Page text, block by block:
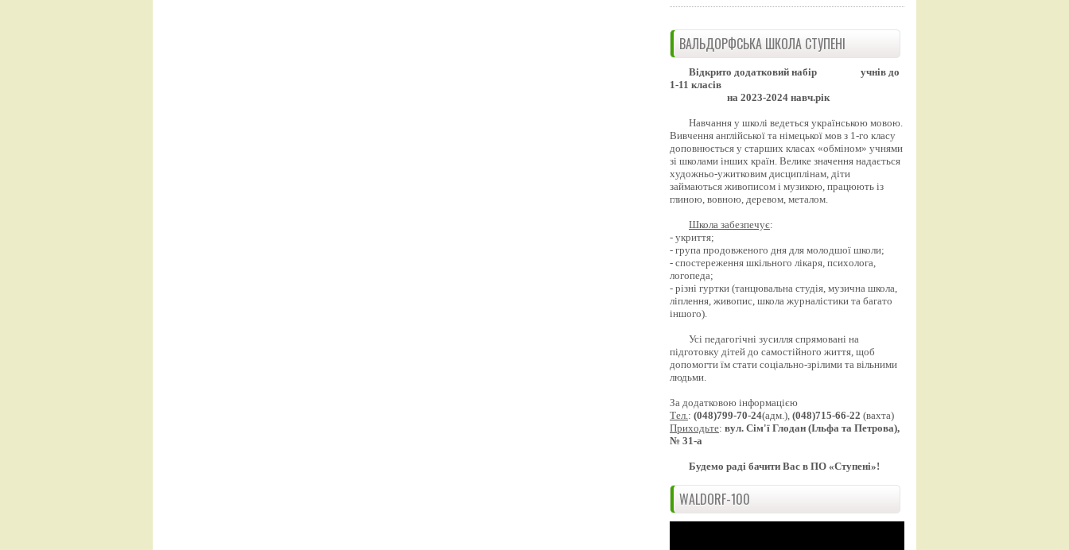
ВАЛЬДОРФСЬКА ШКОЛА СТУПЕНІ
Відкрито додатковий набір
учнів до
1-11 класів
на 2023-2024 навч.рік
Навчання у школі ведеться українською мовою.
Вивчення англійської та німецької мов з 1-го класу
доповнюється у старших класах «обміном» учнями
зі школами інших країн. Велике значення надається
художньо-ужитковим дисциплінам, діти
займаються живописом і музикою, працюють із
глиною, вовною, деревом, металом.
Школа забезпечує:
- укриття;
- група продовженого дня для молодшої школи;
- спостереження шкільного лікаря, психолога,
логопеда;
- різні гуртки (танцювальна студія, музична школа,
ліплення, живопис, школа журналістики та багато
іншого).
Усі педагогічні зусилля спрямовані на
підготовку дітей до самостійного життя, щоб
допомогти їм стати соціально-зрілими та вільними
людьми.
За додатковою інформацією
Тел. : (048)799-70-24(адм.), (048)715-66-22 (вахта)
Приходьте: вул. Сім'ї Глодан (Ільфа та Петрова),
№ 31-а
Будемо раді бачити Вас в ПО «Ступені»!
WALDORF-100